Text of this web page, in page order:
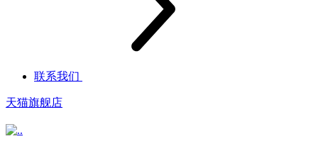
联系我们
天猫旗舰店